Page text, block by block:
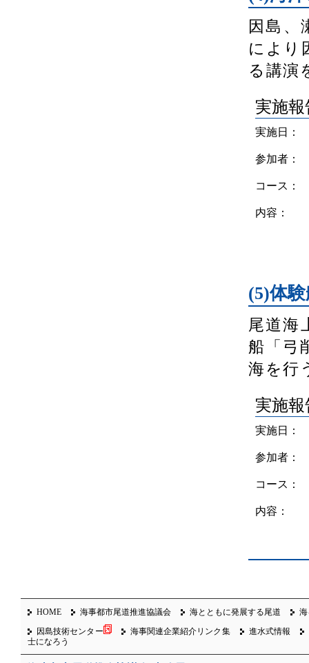
因島、
により
る講演
実施報
実施日：
参加者：
コース：
内容：
(5)体
尾道海
船「弓
海を行
実施報
実施日：
参加者：
コース：
内容：
HOME 海事都市尾道推進協議会 海とともに発展する尾道 海
因島技術センター 海事関連企業紹介リンク集
進水式情報
士になろう